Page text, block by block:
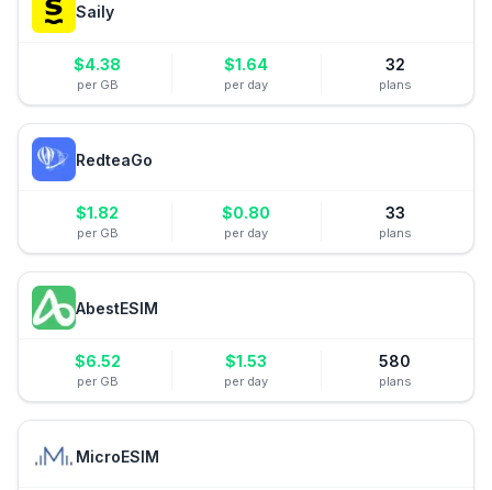
Saily
$4.38
per GB
$1.64
per day
32
plans
RedteaGo
$1.82
per GB
$0.80
per day
33
plans
AbestESIM
$6.52
per GB
$1.53
per day
580
plans
MicroESIM